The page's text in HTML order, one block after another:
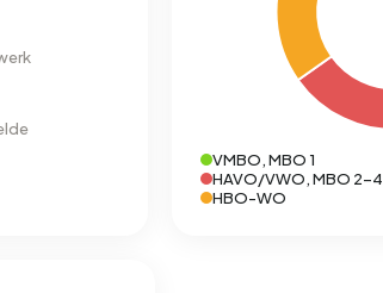
VMBO, MBO 1
HAVO/VWO, MBO 2-4
HBO-WO